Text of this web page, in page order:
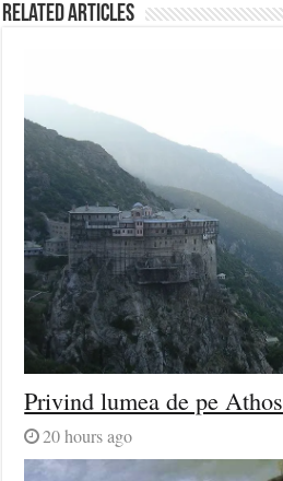
Related Articles
Privind lumea de pe Athos
20 hours ago